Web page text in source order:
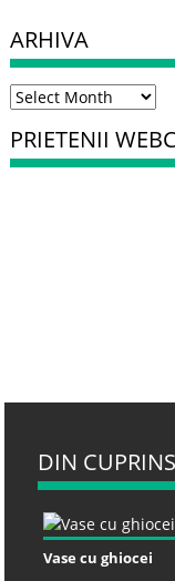
ARHIVA
Arhiva
PRIETENII
DIN CUPRINS
Vase cu ghiocei